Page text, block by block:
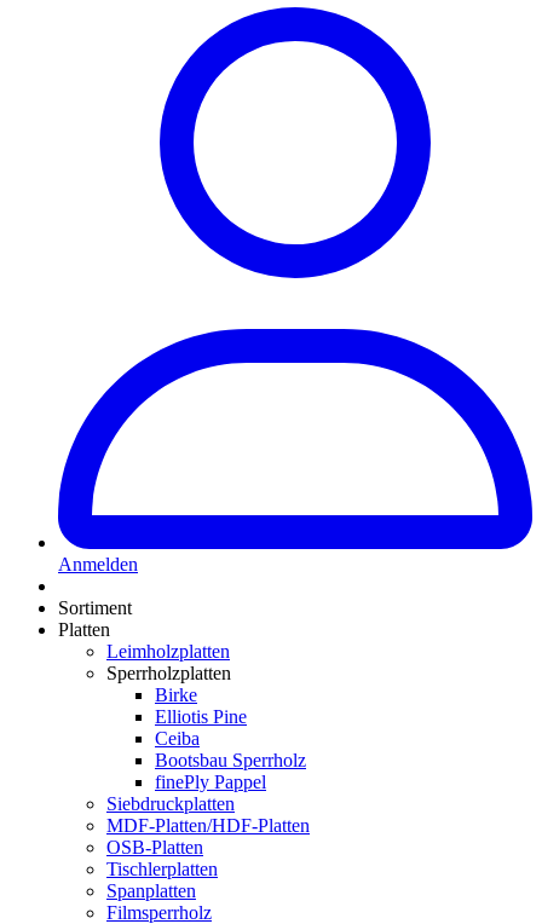
Anmelden
Sortiment
Platten
Leimholzplatten
Sperrholzplatten
Birke
Elliotis Pine
Ceiba
Bootsbau Sperrholz
finePly Pappel
Siebdruckplatten
MDF-Platten/HDF-Platten
OSB-Platten
Tischlerplatten
Spanplatten
Filmsperrholz